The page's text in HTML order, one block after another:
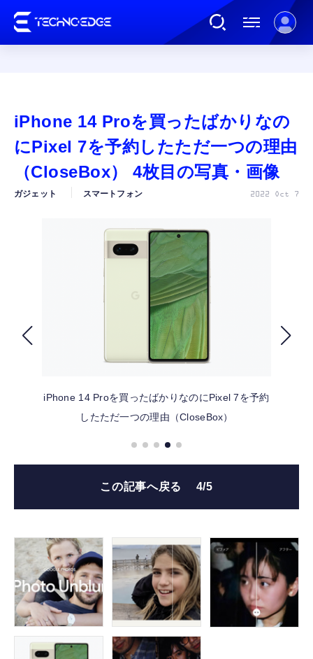
AI
ガジェット
カルチャー
公式ストア
FOLLOW US
iPhone 14 Proを買ったばかりなの
にPixel 7を予約したただ一つの理由
（CloseBox） 4枚目の写真・画像
ガジェット スマートフォン 2022 Oct 7
iPhone 14 Proを買ったばかりなのにPixel 7を予約
したただ一つの理由（CloseBox）
この記事へ戻る 4/5